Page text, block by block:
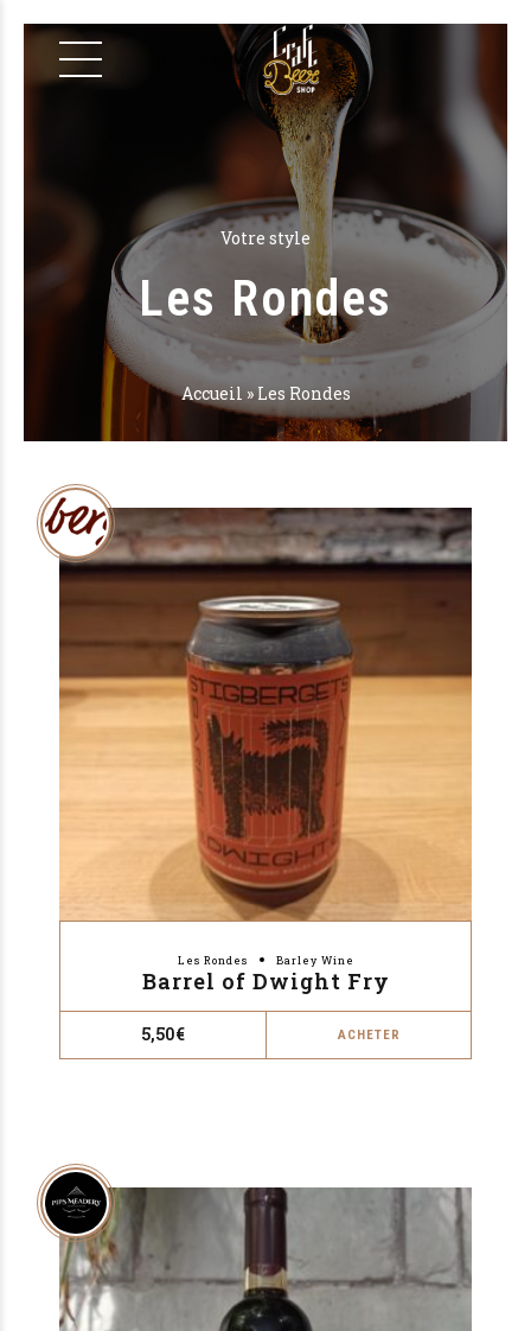
Votre style
Les Rondes
Accueil »Les Rondes
Les Rondes Barley Wine
Barrel of Dwight Fry
5,50€ ACHETER